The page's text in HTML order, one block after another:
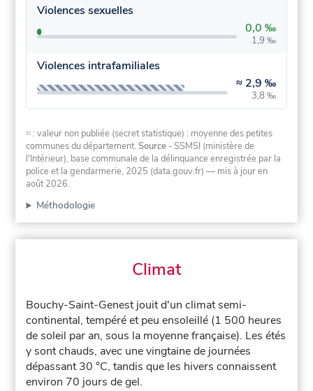
Violences sexuelles
0,0 ‰
1,9 ‰
Violences intrafamiliales
≈ 2,9 ‰
3,8 ‰
≈ : valeur non publiée (secret statistique) : moyenne des petites
communes du département.Source - SSMSI (ministère de
l'Intérieur), base communale de la délinquance enregistrée par la
police et la gendarmerie, 2025 (data.gouv.fr) — mis à jour en
août 2026.
Méthodologie
Climat
Bouchy-Saint-Genest jouit d'un climat semi-
continental, tempéré et peu ensoleillé (1 500 heures
de soleil par an, sous la moyenne française). Les étés
y sont chauds, avec une vingtaine de journées
dépassant 30 °C, tandis que les hivers connaissent
environ 70 jours de gel.